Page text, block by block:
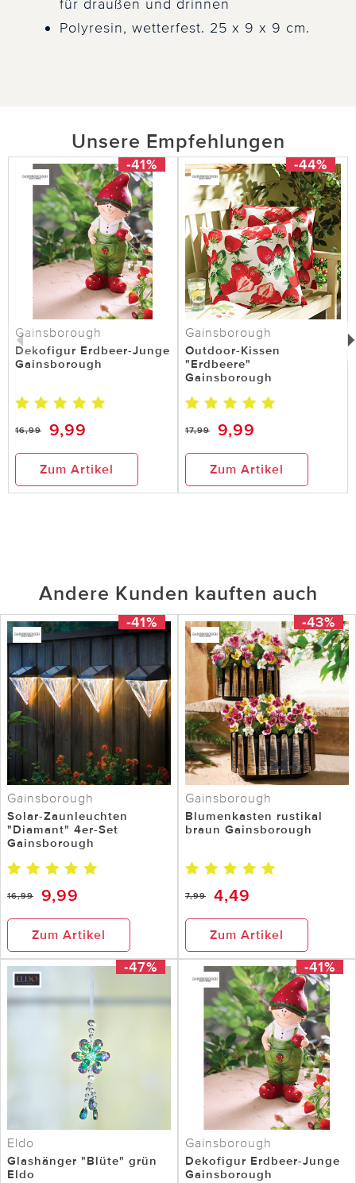
für draußen und drinnen
Polyresin, wetterfest. 25 x 9 x 9 cm.
Unsere Empfehlungen
-41%
Gainsborough
Dekofigur Erdbeer-Junge
Gainsborough
16,99 9,99
Zum Artikel
-44%
Gainsborough
Outdoor-Kissen
"Erdbeere"
Gainsborough
17,99 9,99
Zum Artikel
Andere Kunden kauften auch
-41%
Gainsborough
Solar-Zaunleuchten
"Diamant" 4er-Set
Gainsborough
16,99 9,99
Zum Artikel
-43%
Gainsborough
Blumenkasten rustikal
braun Gainsborough
7,99 4,49
Zum Artikel
-47%
Eldo
Glashänger "Blüte" grün
Eldo
-41%
Gainsborough
Dekofigur Erdbeer-Junge
Gainsborough